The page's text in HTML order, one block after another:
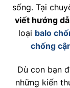
sống. Tại
viết hướng
loại balo
chống
Dù con bạn
những kiến